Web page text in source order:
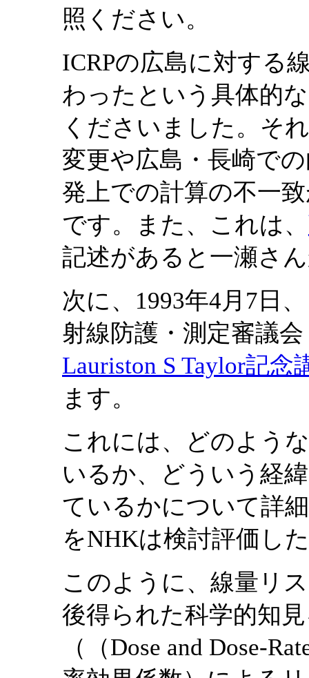
照ください。
ICRPの広島に対する
わったという具体的
くださいました。そ
変更や広島・長崎で
発上での計算の不一
です。また、これは、
記述があると一瀬さ
次に、1993年4月7日
射線防護・測定審議
Lauriston S Taylor記
ます。
これには、どのよう
いるか、どういう経
ているかについて詳
をNHKは検討評価し
このように、線量リ
後得られた科学的知
（（Dose and Dose-